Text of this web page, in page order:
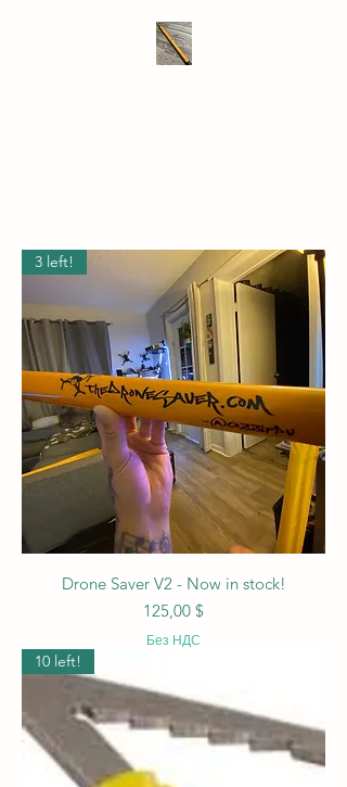
3 left!
Drone Saver V2 - Now in stock!
Цена
125,00 $
Без НДС
10 left!